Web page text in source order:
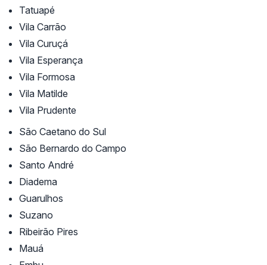
Tatuapé
Vila Carrão
Vila Curuçá
Vila Esperança
Vila Formosa
Vila Matilde
Vila Prudente
São Caetano do Sul
São Bernardo do Campo
Santo André
Diadema
Guarulhos
Suzano
Ribeirão Pires
Mauá